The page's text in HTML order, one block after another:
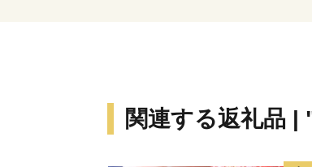
関連する返礼品 |